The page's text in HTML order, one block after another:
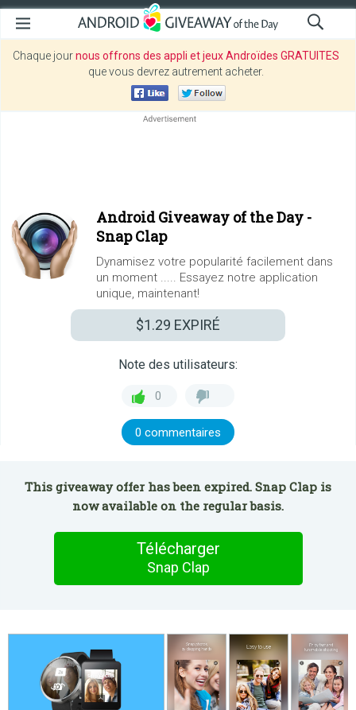
Chaque journous offrons des appli et jeux Androïdes GRATUITES
que vous devrez autrement acheter.
Android Giveaway of the Day -
Snap Clap
Dynamisez votre popularité facilement dans
un moment ..... Essayez notre application
unique, maintenant!
$1.29 EXPIRÉ
Note des utilisateurs:
0
0 commentaires
This giveaway offer has been expired. Snap Clap is
now available on the regular basis.
Télécharger
Snap Clap